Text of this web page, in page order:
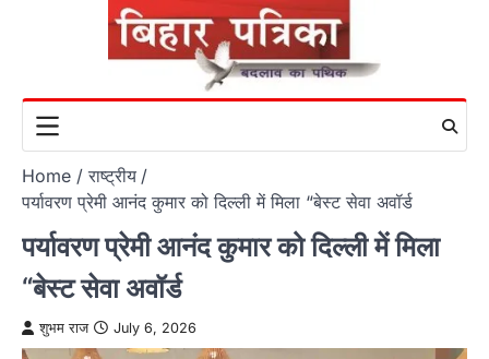
Home
राष्ट्रीय
पर्यावरण प्रेमी आनंद कुमार को दिल्ली में मिला “बेस्ट सेवा अवॉर्ड
पर्यावरण प्रेमी आनंद कुमार को दिल्ली में मिला
“बेस्ट सेवा अवॉर्ड
शुभम राज July 6, 2026